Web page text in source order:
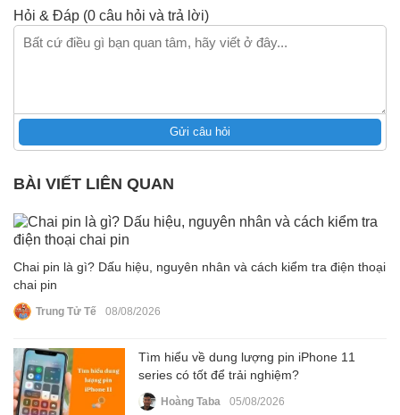
Hỏi & Đáp (0 câu hỏi và trả lời)
Gửi câu hỏi
BÀI VIẾT LIÊN QUAN
Chai pin là gì? Dấu hiệu, nguyên nhân và cách kiểm tra điện thoại
chai pin
Trung Tử Tế 08/08/2026
Tìm hiểu về dung lượng pin iPhone 11
series có tốt để trải nghiệm?
Hoàng Taba 05/08/2026